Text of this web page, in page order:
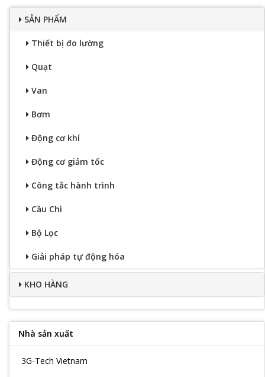
SẢN PHẨM
Thiết bị đo lường
Quạt
Van
Bơm
Động cơ khí
Động cơ giảm tốc
Công tắc hành trình
Cầu Chì
Bộ Lọc
Giải pháp tự động hóa
KHO HÀNG
Nhà sản xuất
3G-Tech Vietnam